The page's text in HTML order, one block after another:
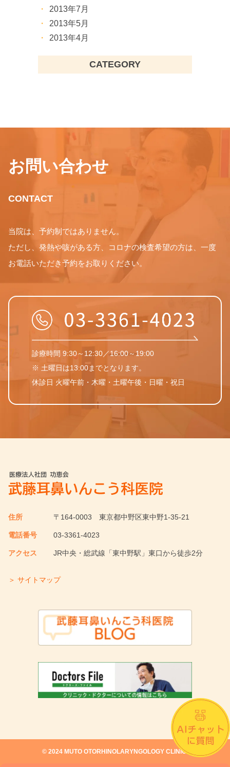
2013年7月
2013年5月
2013年4月
CATEGORY
お問い合わせ
CONTACT
当院は、予約制ではありません。
ただし、発熱や咳がある方、コロナの検査希望の方は、一度
お電話いただき予約をお取りください。
診療時間 9:30～12:30／16:00～19:00
※ 土曜日は13:00までとなります。
休診日 火曜午前・木曜・土曜午後・日曜・祝日
住所 〒164-0003 東京都中野区東中野1-35-21
電話番号 03-3361-4023
アクセス JR中央・総武線「東中野駅」東口から徒歩2分
＞ サイトマップ
©︎ 2024 MUTO OTORHINOLARYNGOLOGY CLINIC.